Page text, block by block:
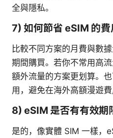
全與隱私。
7) 如何節省 eSIM 的費
比較不同方案的月費與數
期間購買。若你不常用高
額外流量的方案更划算。
用，避免在海外高額漫遊費
8) eSIM 是否有有效期
是的，像實體 SIM 一樣，